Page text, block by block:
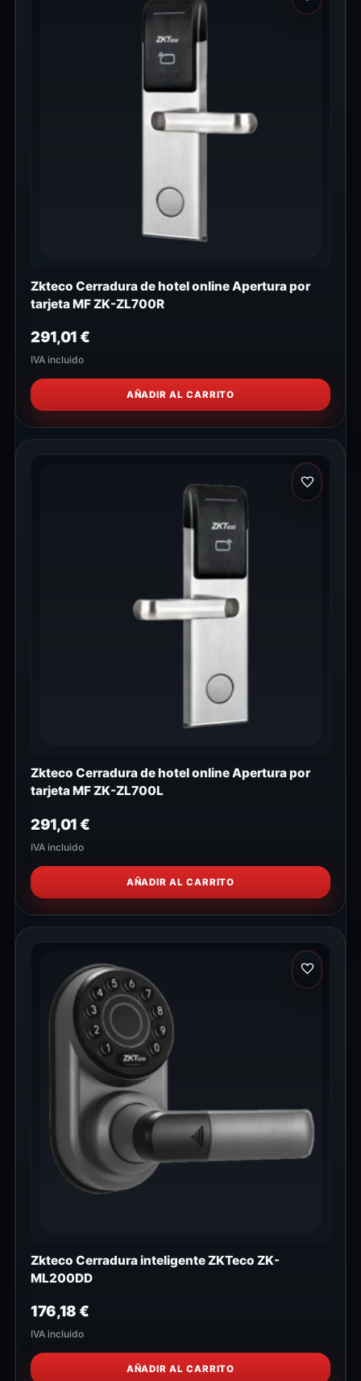
Zkteco Cerradura de hotel online Apertura por
tarjeta MF ZK-ZL700R
291,01€
IVA incluido
AÑADIR AL CARRITO
Zkteco Cerradura de hotel online Apertura por
tarjeta MF ZK-ZL700L
291,01€
IVA incluido
AÑADIR AL CARRITO
Zkteco Cerradura inteligente ZKTeco ZK-
ML200DD
176,18€
IVA incluido
AÑADIR AL CARRITO